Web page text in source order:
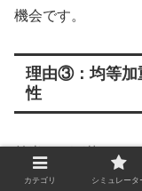
機会です。
理由③：均等加
性
前半では下落して
うことをデメリッ
カテゴリ シミュレータ